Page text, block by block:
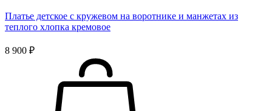
Платье детское с кружевом на воротнике и манжетах из
теплого хлопка кремовое
8 900 ₽